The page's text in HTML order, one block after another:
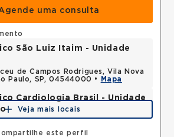
uma consulta
este perfil
São Luiz Itaim - Unidade
de Campos Rodrigues, Vila Nova
Paulo, SP, 04544000 •
Mapa
Cardiologia Brasil - Unidade
Vila Dora, Santo Andre, SP,
Veja mais locais